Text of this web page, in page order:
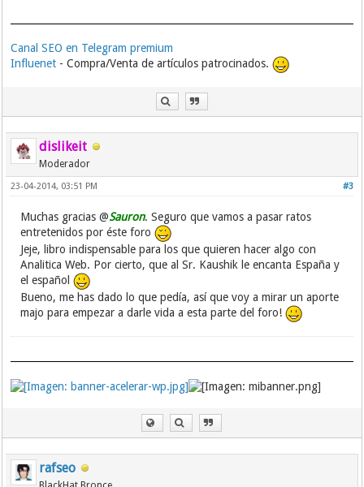
Canal SEO en Telegram premium
Influenet - Compra/Venta de artículos patrocinados.
dislikeit
Moderador
#3
23-04-2014, 03:51 PM
Muchas gracias @Sauron. Seguro que vamos a pasar ratos
entretenidos por éste foro
Jeje, libro indispensable para los que quieren hacer algo con
Analitica Web. Por cierto, que al Sr. Kaushik le encanta España y
el español
Bueno, me has dado lo que pedía, así que voy a mirar un aporte
majo para empezar a darle vida a esta parte del foro!
rafseo